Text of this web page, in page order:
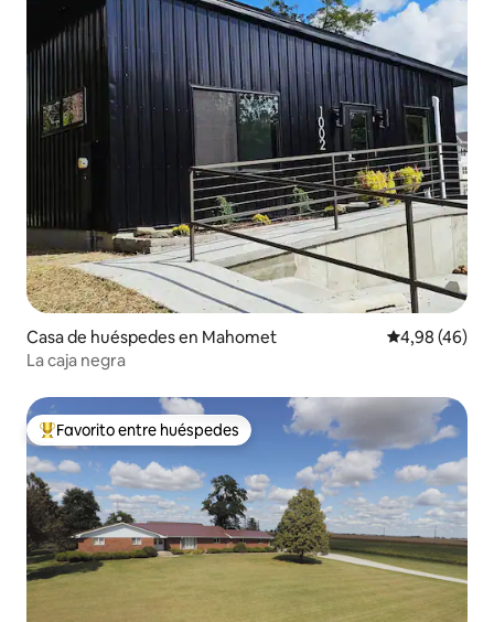
Casa de huéspedes en Mahomet Calificación
4,98 (46)
La caja negra
Favorito entre los huéspedes más destacados
Favorito entre huéspedes